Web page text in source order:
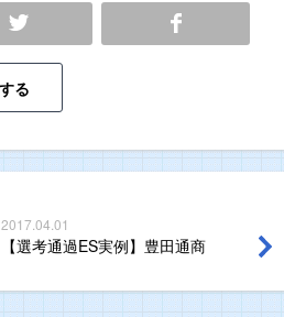
る
2017.04.01
【選考通過ES実例】豊田通商